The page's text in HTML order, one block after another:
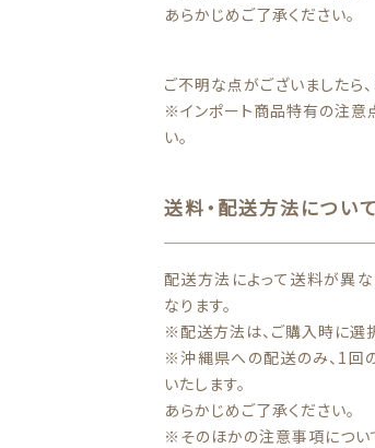
あらかじめご了承ください。
ご不明な点がございましたら
※インポート商品特有の注意
い。
送料・配送方法について
配送方法によって送料が異
なります。
※配送方法は、ご購入時に選択
※沖縄県への配送のみ、1回
いたします。
あらかじめご了承ください。
※そのほかの注意事項につい